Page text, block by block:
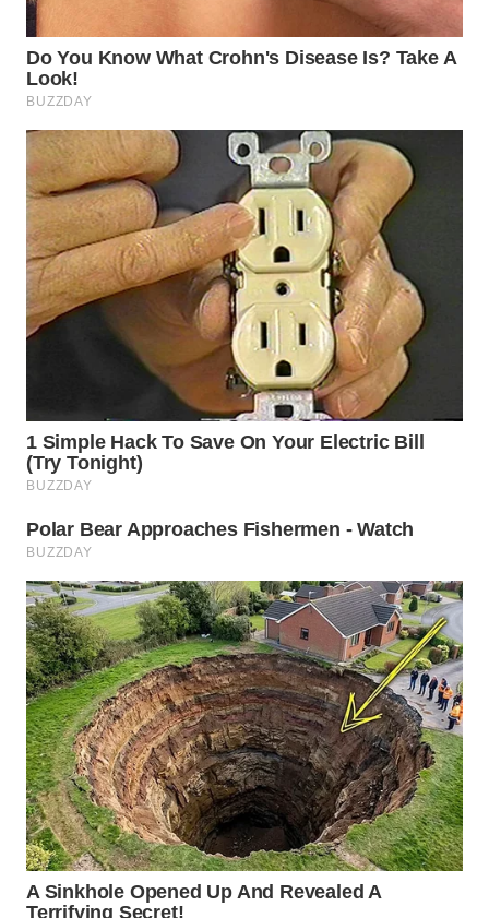
WN
INDRAMAYU
KUNINGAN
WN
MAJALENGKA
WN
SUBANG
WN
PURWAKARTA
WN
PRIANGAN
WN
SEMARANG
WN
SOLO
WN
BOROBUDUR
WN
MADURA